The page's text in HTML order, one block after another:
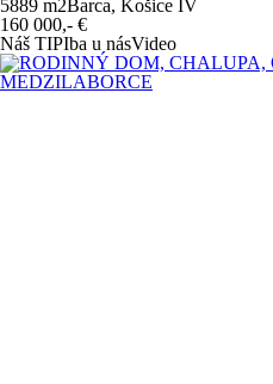
5889 m2Barca, Košice IV
160 000,- €
Náš TIPIba u násVideo